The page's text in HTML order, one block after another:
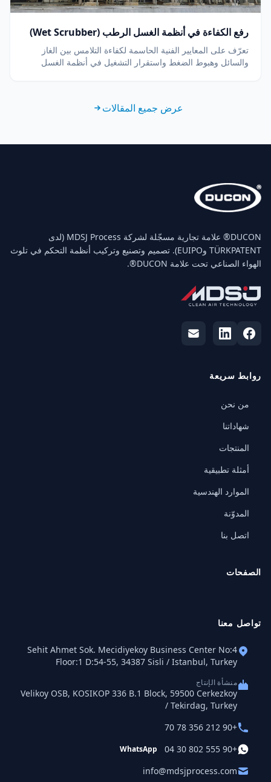
رفع الكفاءة في أنظمة الغسل الرطب (Wet Scrubber)
تعرّف على المعايير الفنية الحاسمة لكفاءة التلامس بين الغاز
والسائل وهبوط الضغط واستقرار التشغيل في أنظمة الغسل
عرض جميع المقالات
‏DUCON® علامة تجارية مسجّلة لشركة MDSJ Process (لدى
TÜRKPATENT وEUIPO). تصميم وتصنيع وتركيب أنظمة التحكم في تلوث
الهواء الصناعي تحت علامة DUCON®.
روابط سريعة
من نحن
شهاداتنا
المنتجات
أمثلة تطبيقية
الموارد الهندسية
المدوّنة
اتصل بنا
الصفحات
تواصل معنا
Sehit Ahmet Sok. Mecidiyekoy Business Center No:4
Floor:1 D:54-55, 34387 Sisli / Istanbul, Turkey
منشأة الإنتاج
Velikoy OSB, KOSIKOP 336 B.1 Block, 59500 Cerkezkoy
/ Tekirdag, Turkey
+90 212 356 78 70
+90 555 802 30 04
WhatsApp
info@mdsjprocess.com